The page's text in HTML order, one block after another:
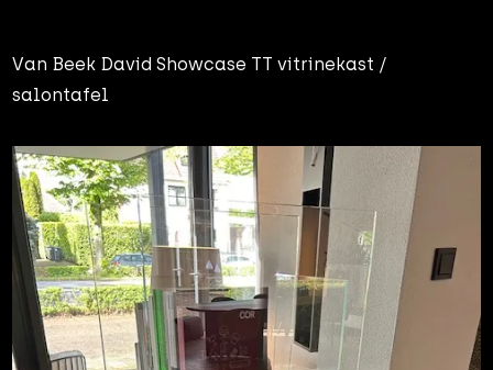
Van Beek David Showcase TT vitrinekast /
salontafel